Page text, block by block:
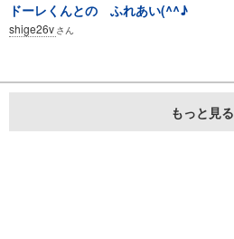
ドーレくんとの ふれあい(^^♪
shige26v さん
もっと見る